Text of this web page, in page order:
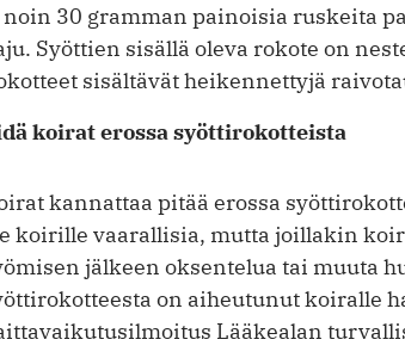
noin 30 gramman painoisia ruskeita
Syöttien sisällä oleva rokote on
sisältävät heikennettyjä
koirat erossa syöttirokotteista
kannattaa pitää erossa
koirille vaarallisia, mutta joillakin
jälkeen oksentelua tai muuta
on aiheutunut koiralle
Lääkealan